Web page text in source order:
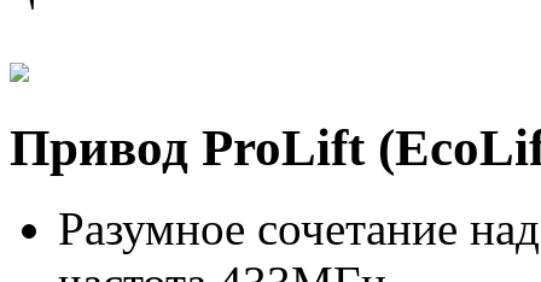
Привод ProLift
Разумное сочетание